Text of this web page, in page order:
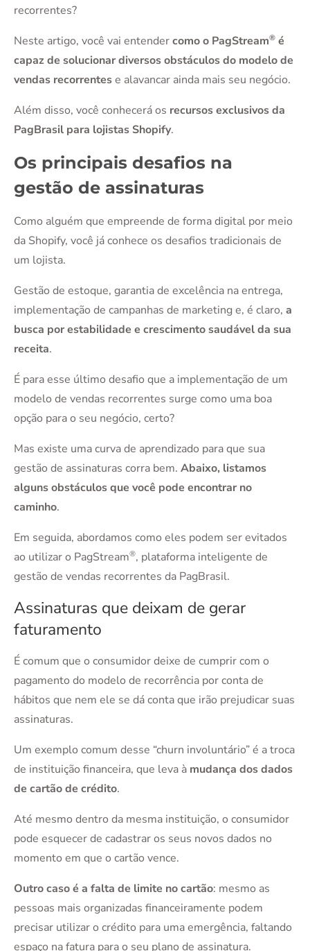
recorrentes?
Neste artigo, você vai entendercomo o PagStream® é
capaz de solucionar diversos obstáculos do modelo de
vendas recorrentese alavancar ainda mais seu negócio.
Além disso, você conhecerá os recursos exclusivos da
PagBrasil para lojistas Shopify.
Os principais desafios na
gestão de assinaturas
Como alguém que empreende de forma digital por meio
da Shopify, você já conhece os desafios tradicionais de
um lojista.
Gestão de estoque, garantia de excelência na entrega,
implementação de campanhas de marketing e, é claro, a
busca por estabilidade e crescimento saudável da sua
receita.
É para esse último desafio que a implementação de um
modelo de vendas recorrentes surge como uma boa
opção para o seu negócio, certo?
Mas existe uma curva de aprendizado para que sua
gestão de assinaturas corra bem. Abaixo, listamos
alguns obstáculos que você pode encontrar no
caminho.
Em seguida, abordamos como eles podem ser evitados
ao utilizar o PagStream®, plataforma inteligente de
gestão de vendas recorrentes da PagBrasil.
Assinaturas que deixam de gerar
faturamento
É comum que o consumidor deixe de cumprir com o
pagamento do modelo de recorrência por conta de
hábitos que nem ele se dá conta que irão prejudicar suas
assinaturas.
Um exemplo comum desse “churn involuntário” é a troca
de instituição financeira, que leva à mudança dos dados
de cartão de crédito.
Até mesmo dentro da mesma instituição, o consumidor
pode esquecer de cadastrar os seus novos dados no
momento em que o cartão vence.
Outro caso é a falta de limite no cartão: mesmo as
pessoas mais organizadas financeiramente podem
precisar utilizar o crédito para uma emergência, faltando
espaço na fatura para o seu plano de assinatura.